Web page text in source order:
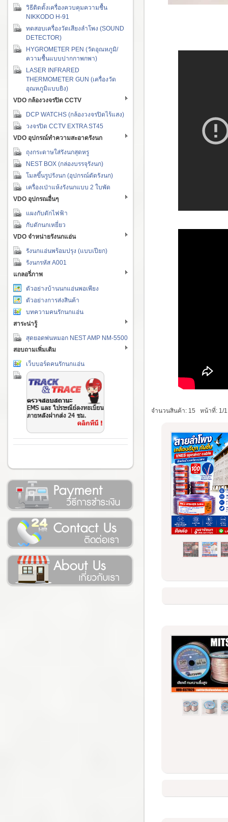
วิธีติดตั้งเครื่องควบคุมความชื้น
NIKKODO H-91
ทดสอบเครื่องวัดเสียงลำโพง (SOUND
DETECTOR)
HYGROMETER PEN (วัดอุณหภูมิ/
ความชื้นแบบปากกาพกพา)
LASER INFRARED
THERMOMETER GUN (เครื่องวัด
อุณหภูมิแบบยิง)
VDO กล้องวงจรปิด CCTV
DCP WATCHS (กล้องวงจรปิดไร้แสง)
วงจรปิด CCTV EXTRA ST45
VDO อุปกรณ์ทำความสะอาดรังนก
ถุงกระดาษใส่รังนกสุดหรู
NEST BOX (กล่องบรรจุรังนก)
โมลขึ้นรูปรังนก (อุปกรณ์ดัดรังนก)
เครื่องเป่าแห้งรังนกแบบ 2 ใบพัด
VDO อุปกรณอื่นๆ
แผงกับดักไฟฟ้า
กับดักนกเหยี่ยว
VDO จำหน่ายรังนกแอ่น
รังนกแอ่นพร้อมปรุง (แบบเปียก)
รังนกรหัส A001
แกลอรี่ภาพ
ตัวอย่างบ้านนกแอ่นพอเพียง
ตัวอย่างการส่งสินค้า
บทความคนรักนกแอ่น
สาระน่ารู้
สุดยอดพ่นหมอก NEST AMP NM-5500
สอบถามเพิ่มเติม
เว็บบอร์ดคนรักนกแอ่น
จำนวนสินค้า: 15 หน้าที่: 1/1